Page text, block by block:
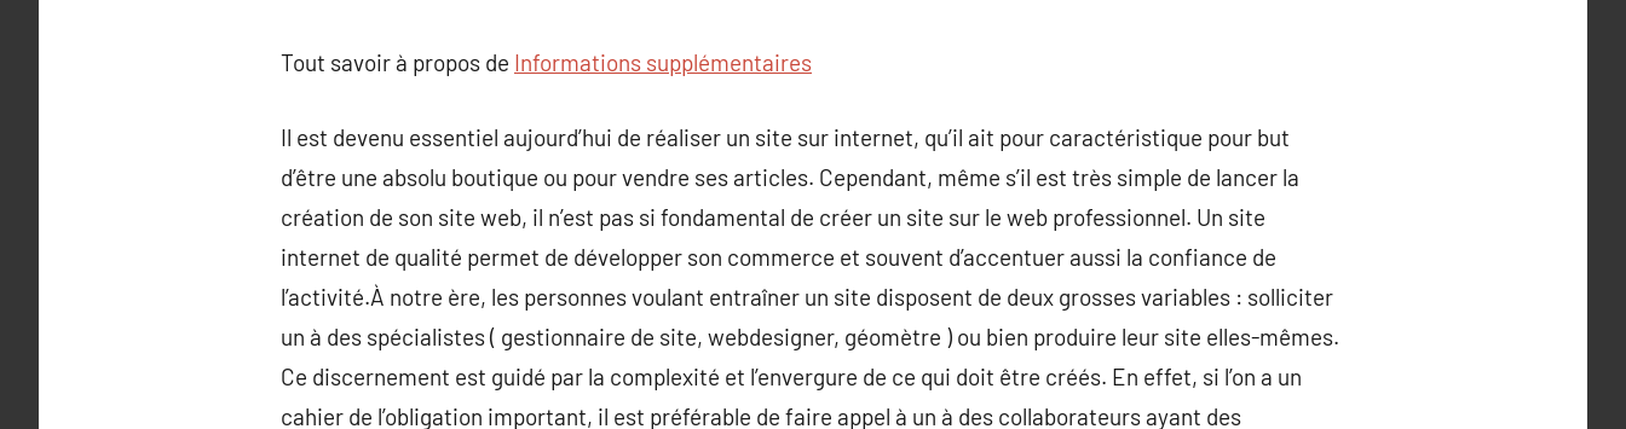
Tout savoir à propos de Informations supplémentaires
Il est devenu essentiel aujourd’hui de réaliser un site sur internet, qu’il ait pour caractéristique pour but
d’être une absolu boutique ou pour vendre ses articles. Cependant, même s’il est très simple de lancer la
création de son site web, il n’est pas si fondamental de créer un site sur le web professionnel. Un site
internet de qualité permet de développer son commerce et souvent d’accentuer aussi la confiance de
l’activité.À notre ère, les personnes voulant entraîner un site disposent de deux grosses variables : solliciter
un à des spécialistes ( gestionnaire de site, webdesigner, géomètre ) ou bien produire leur site elles-mêmes.
Ce discernement est guidé par la complexité et l’envergure de ce qui doit être créés. En effet, si l’on a un
cahier de l’obligation important, il est préférable de faire appel à un à des collaborateurs ayant des